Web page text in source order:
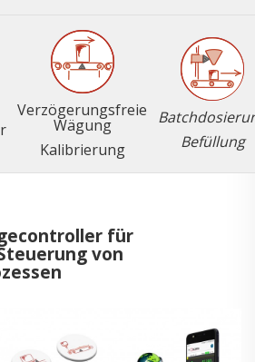
Verzögerungsfreie
Wägung
Kalibrierung
Befüllung
für
von